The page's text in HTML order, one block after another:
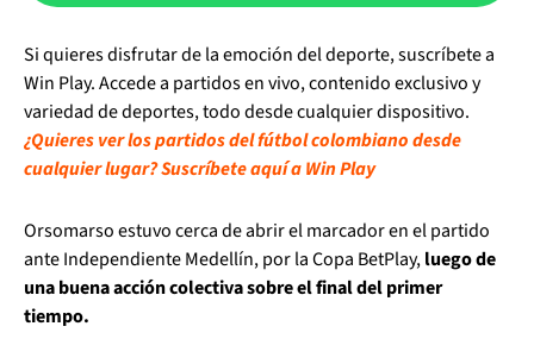
Si quieres disfrutar de la emoción del deporte, suscríbete a
Win Play. Accede a partidos en vivo, contenido exclusivo y
variedad de deportes, todo desde cualquier dispositivo.
¿Quieres ver los partidos del fútbol colombiano desde
cualquier lugar? Suscríbete aquí a Win Play
Orsomarso estuvo cerca de abrir el marcador en el partido
ante Independiente Medellín, por la Copa BetPlay,luego de
una buena acción colectiva sobre el final del primer
tiempo.